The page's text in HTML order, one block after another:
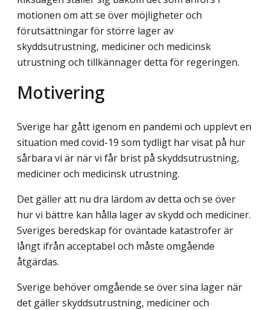
motionen om att se över möjligheter och
förutsättningar för större lager av
skyddsutrustning, mediciner och medicinsk
utrustning och tillkännager detta för regeringen.
Motivering
Sverige har gått igenom en pandemi och upplevt en
situation med covid-19 som tydligt har visat på hur
sårbara vi är när vi får brist på skyddsutrustning,
mediciner och medicinsk utrustning.
Det gäller att nu dra lärdom av detta och se över
hur vi bättre kan hålla lager av skydd och mediciner.
Sveriges beredskap för oväntade katastrofer är
långt ifrån acceptabel och måste omgående
åtgärdas.
Sverige behöver omgående se över sina lager när
det gäller skyddsutrustning, mediciner och